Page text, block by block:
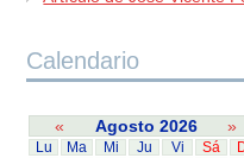
Calendario
« Agosto 2026 »
Lu Ma Mi Ju Vi Sá